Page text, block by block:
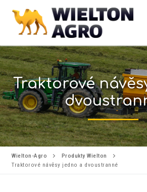
Traktorové
Wielton-Agro
Produkty Wielton
Traktorové návěsy jedno a dvoustranné